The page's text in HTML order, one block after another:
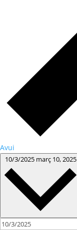
Avui
10/3/2025 març 10, 2025